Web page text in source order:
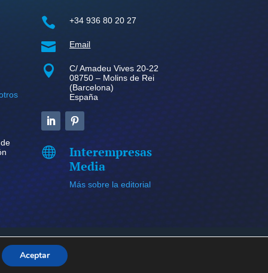
 +34 936 80 20 27
 Email

C/ Amadeu Vives 20-22
08750 – Molins de Rei
(Barcelona)
España

Interempresas
Media
Más sobre la editorial
Aceptar